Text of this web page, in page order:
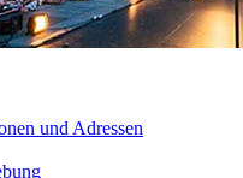
und Adressen